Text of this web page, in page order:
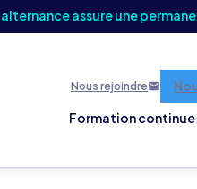
assure une
Nous rejoindre
Formation continue